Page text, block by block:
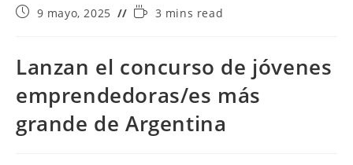
9 mayo, 2025 3 mins read
Lanzan el concurso de jóvenes
emprendedoras/es más
grande de Argentina